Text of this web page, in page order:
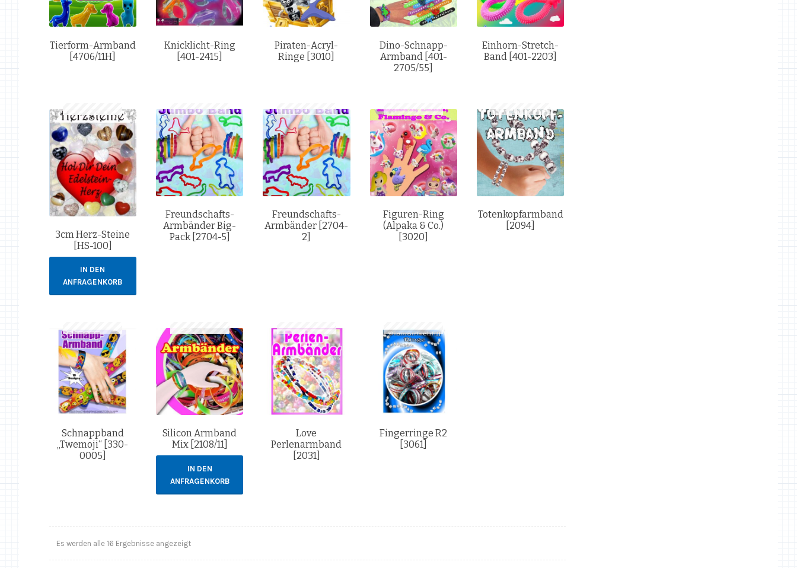
Tierform-Armband
[4706/11H]
Knicklicht-Ring
[401-2415]
Piraten-Acryl-
Ringe [3010]
Dino-Schnapp-
Armband [401-
2705/55]
Einhorn-Stretch-
Band [401-2203]
3cm Herz-Steine
[HS-100]
IN DEN
ANFRAGENKORB
Freundschafts-
Armbänder Big-
Pack [2704-5]
Freundschafts-
Armbänder [2704-
2]
Figuren-Ring
(Alpaka & Co.)
[3020]
Totenkopfarmband
[2094]
Schnappband
„Twemoji“ [330-
0005]
Silicon Armband
Mix [2108/11]
IN DEN
ANFRAGENKORB
Love
Perlenarmband
[2031]
Fingerringe R2
[3061]
Es werden alle 16 Ergebnisse angezeigt